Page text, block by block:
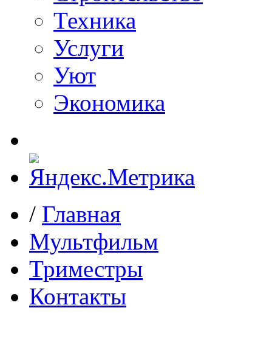
Техника
Услуги
Уют
Экономика
/ Главная
Мультфильм
Триместры
Контакты